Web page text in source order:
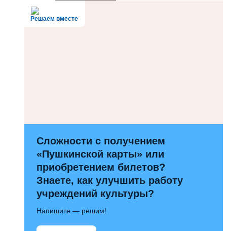
Решаем вместе
Сложности с получением
«Пушкинской карты» или
приобретением билетов?
Знаете, как улучшить работу
учреждений культуры?
Напишите — решим!